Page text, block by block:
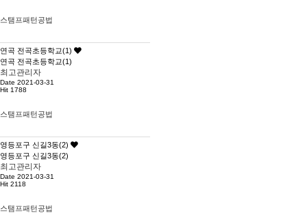
스탬프패턴공법
연곡 전곡초등학교(1)
연곡 전곡초등학교(1)
최고관리자
Date 2021-03-31
Hit 1788
스탬프패턴공법
영등포구 신길3동(2)
영등포구 신길3동(2)
최고관리자
Date 2021-03-31
Hit 2118
스탬프패턴공법